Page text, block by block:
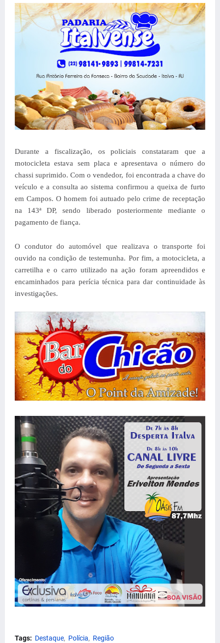
Durante a fiscalização, os policiais constataram que a
motocicleta estava sem placa e apresentava o número do
chassi suprimido. Com o vendedor, foi encontrada a chave do
veículo e a consulta ao sistema confirmou a queixa de furto
em Campos. O homem foi autuado pelo crime de receptação
na 143ª DP, sendo liberado posteriormente mediante o
pagamento de fiança.
O condutor do automóvel que realizava o transporte foi
ouvido na condição de testemunha. Por fim, a motocicleta, a
carretilha e o carro utilizado na ação foram apreendidos e
encaminhados para perícia técnica para dar continuidade às
investigações.
Tags: Destaque Polícia Região